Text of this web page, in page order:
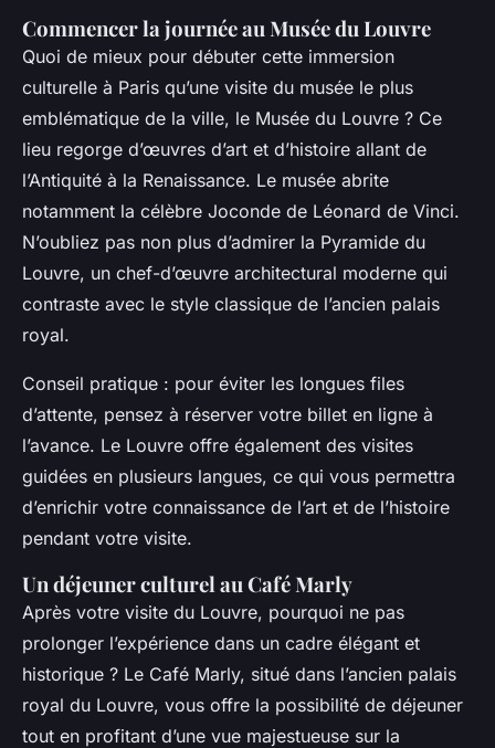
Commencer la journée au Musée du Louvre
Quoi de mieux pour débuter cette immersion
culturelle à Paris qu’une visite du musée le plus
emblématique de la ville, le Musée du Louvre ? Ce
lieu regorge d’œuvres d’art et d’histoire allant de
l’Antiquité à la Renaissance. Le musée abrite
notamment la célèbre Joconde de Léonard de Vinci.
N’oubliez pas non plus d’admirer la Pyramide du
Louvre, un chef-d’œuvre architectural moderne qui
contraste avec le style classique de l’ancien palais
royal.
Conseil pratique : pour éviter les longues files
d’attente, pensez à réserver votre billet en ligne à
l’avance. Le Louvre offre également des visites
guidées en plusieurs langues, ce qui vous permettra
d’enrichir votre connaissance de l’art et de l’histoire
pendant votre visite.
Un déjeuner culturel au Café Marly
Après votre visite du Louvre, pourquoi ne pas
prolonger l’expérience dans un cadre élégant et
historique ? Le Café Marly, situé dans l’ancien palais
royal du Louvre, vous offre la possibilité de déjeuner
tout en profitant d’une vue majestueuse sur la